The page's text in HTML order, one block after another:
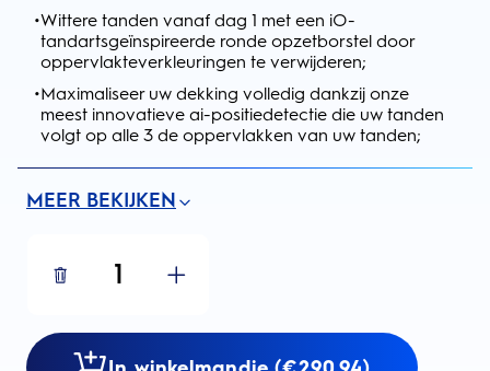
•Wittere tanden vanaf dag 1 met een iO-
tandartsgeïnspireerde ronde opzetborstel door
oppervlakteverkleuringen te verwijderen;
•Maximaliseer uw dekking volledig dankzij onze
meest innovatieve ai-positiedetectie die uw tanden
volgt op alle 3 de oppervlakken van uw tanden;
MEER BEKIJKEN
1